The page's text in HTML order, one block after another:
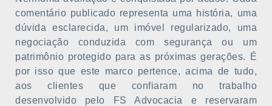
comentário publicado representa uma história, uma
dúvida esclarecida, um imóvel regularizado, uma
negociação conduzida com segurança ou um
patrimônio protegido para as próximas gerações. É
por isso que este marco pertence, acima de tudo,
aos clientes que confiaram no trabalho
desenvolvido pelo FS Advocacia e reservaram